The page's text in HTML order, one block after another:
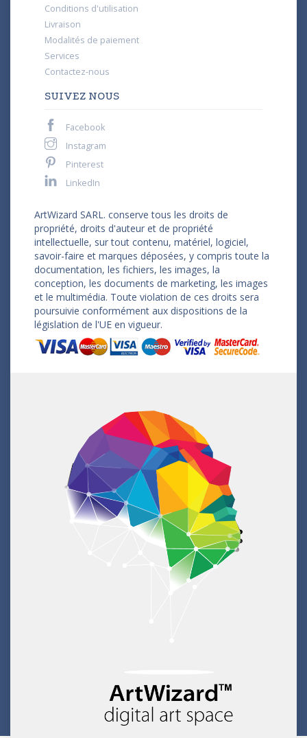
Conditions d'utilisation
Livraison
Modalités de paiement
Services
Contactez-nous
SUIVEZ NOUS
Facebook
Instagram
Pinterest
LinkedIn
ArtWizard SARL. conserve tous les droits de
propriété, droits d'auteur et de propriété
intellectuelle, sur tout contenu, matériel, logiciel,
savoir-faire et marques déposées, y compris toute la
documentation, les fichiers, les images, la
conception, les documents de marketing, les images
et le multimédia. Toute violation de ces droits sera
poursuivie conformément aux dispositions de la
législation de l'UE en vigueur.